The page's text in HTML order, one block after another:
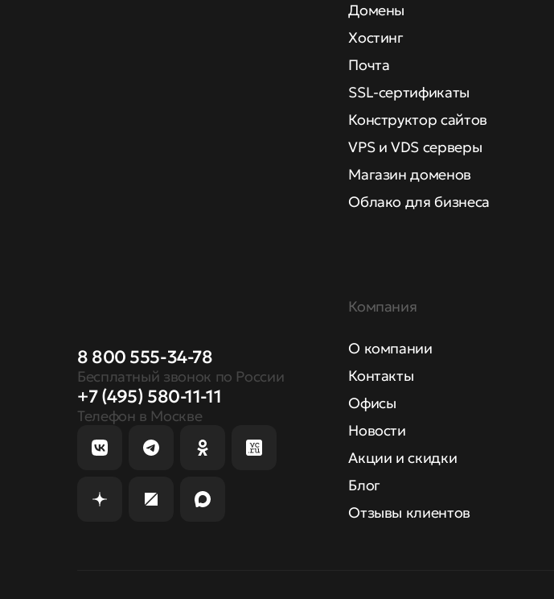
8 800 555-34-78
Бесплатный звонок по России
+7 (495) 580-11-11
Телефон в Москве
Домены
Хостинг
Почта
SSL-сертификаты
Конструктор сайтов
VPS и VDS серверы
Магазин доменов
Облако для бизнеса
Компания
О компании
Контакты
Офисы
Новости
Акции и скидки
Блог
Отзывы клиентов